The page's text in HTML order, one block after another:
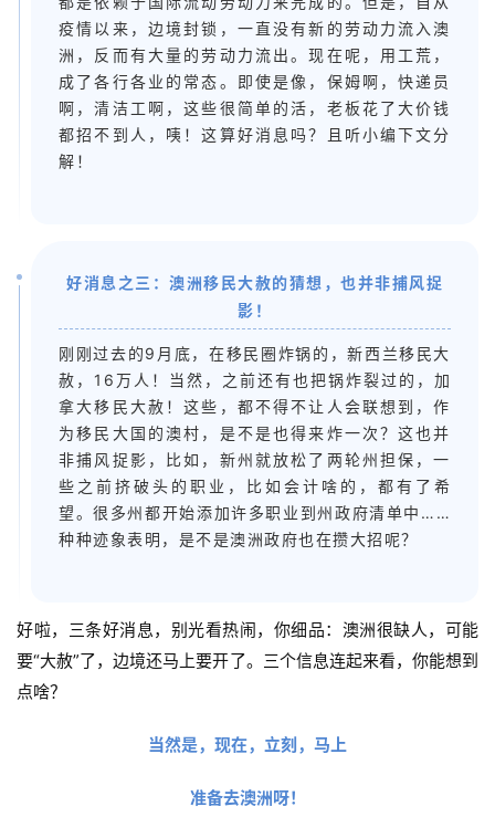
疫情以来，边境封锁，一直没有新的劳动力流入澳
洲，反而有大量的劳动力流出。现在呢，用工荒，
成了各行各业的常态。即使是像，保姆啊，快递员
啊，清洁工啊，这些很简单的活，老板花了大价钱
都招不到人，咦！这算好消息吗？且听小编下文分
解！
好消息之三：澳洲移民大赦的猜想，也并非捕风捉
影！
刚刚过去的9月底，在移民圈炸锅的，新西兰移民大
赦，16万人！当然，之前还有也把锅炸裂过的，加
拿大移民大赦！这些，都不得不让人会联想到，作
为移民大国的澳村，是不是也得来炸一次？这也并
非捕风捉影，比如，新州就放松了两轮州担保，一
些之前挤破头的职业，比如会计啥的，都有了希
望。很多州都开始添加许多职业到州政府清单中……
种种迹象表明，是不是澳洲政府也在攒大招呢？
好啦，三条好消息，别光看热闹，你细品：澳洲很缺人，可能
要“大赦”了，边境还马上要开了。三个信息连起来看，你能想到
点啥？
当然是，现在，立刻，马上
准备去澳洲呀！